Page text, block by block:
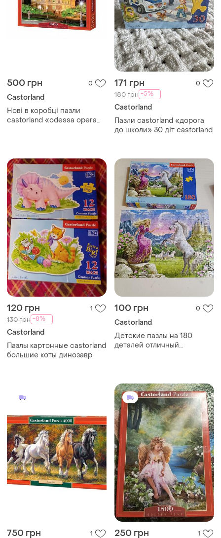
500 грн 0
Castorland
Нові в коробці пазли
castorland «odessa opera
171 грн 0
180 грн -5%
Castorland
Пазли castorland «дорога
до школи» 30 діт castorland
120 грн 1
130 грн -8%
Castorland
Пазлы картонные castorland
большие коты динозавр
100 грн 0
Castorland
Детские пазлы на 180
деталей отличный
750 грн 1 250 грн 1